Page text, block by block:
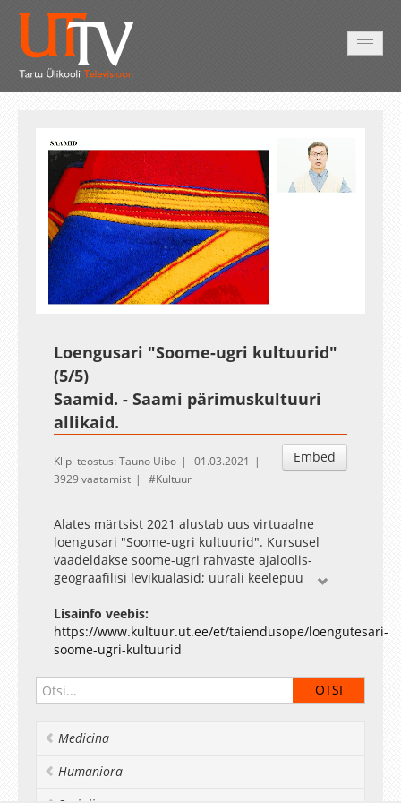
UnmuteLoaded:
Esituskiirused
Auto
Loengusari "Soome-ugri kultuurid"
(5/5)
Saamid. - Saami pärimuskultuuri
allikaid.
Embed
Klipi teostus: Tauno Uibo
01.03.2021
3929 vaatamist
Kultuur
Alates märtsist 2021 alustab uus virtuaalne
loengusari "Soome-ugri kultuurid". Kursusel
vaadeldakse soome-ugri rahvaste ajaloolis-
geograafilisi levikualasid; uurali keelepuu
laensõnakihistusi. Ülevaate saab iga keelerühma
kujunemisest, kultuurikontaktidest ning
esmastest kirjalikest ülestähendustest. Samuti
usundit ja rahvakultuuri erijooni. Loengutsükli
lõpuosas keskendutakse keelesugulaste
Õppejõud: Taisto-Kalevi Raudalainen
Lisainfo veebis:
https://www.kultuur.ut.ee/et/taiendusope/loengutesari-
soome-ugri-kultuurid
Medicina
Humaniora